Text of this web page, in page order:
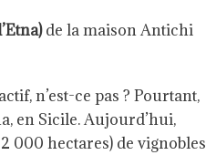
de la maison Antichi
n’est-ce pas ? Pourtant,
en Sicile. Aujourd’hui,
000 hectares) de vignobles